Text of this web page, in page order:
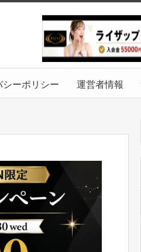
シーポリシー 運営者情報